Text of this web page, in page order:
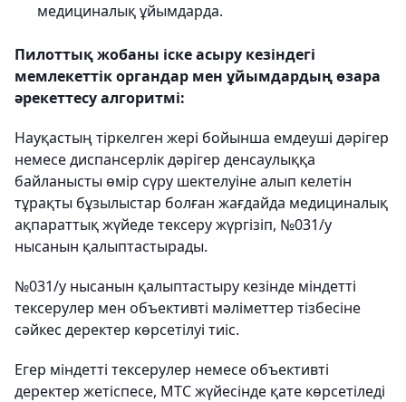
медициналық ұйымдарда.
Пилоттық жобаны іске асыру кезіндегі
мемлекеттік органдар мен ұйымдардың өзара
әрекеттесу алгоритмі:
Науқастың тіркелген жері бойынша емдеуші дәрігер
немесе диспансерлік дәрігер денсаулыққа
байланысты өмір сүру шектелуіне алып келетін
тұрақты бұзылыстар болған жағдайда медициналық
ақпараттық жүйеде тексеру жүргізіп, №031/у
нысанын қалыптастырады.
№031/у нысанын қалыптастыру кезінде міндетті
тексерулер мен объективті мәліметтер тізбесіне
сәйкес деректер көрсетілуі тиіс.
Егер міндетті тексерулер немесе объективті
деректер жетіспесе, МТС жүйесінде қате көрсетіледі